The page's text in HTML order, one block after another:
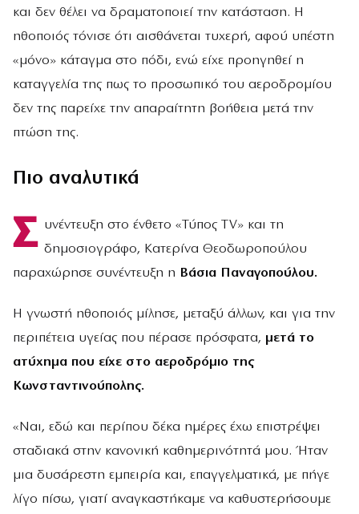
και δεν θέλει να δραματοποιεί την κατάσταση. Η
ηθοποιός τόνισε ότι αισθάνεται τυχερή, αφού υπέστη
«μόνο» κάταγμα στο πόδι, ενώ είχε προηγηθεί η
καταγγελία της πως το προσωπικό του αεροδρομίου
δεν της παρείχε την απαραίτητη βοήθεια μετά την
πτώση της.
Πιο αναλυτικά
Σ υνέντευξη στο ένθετο «Τύπος TV» και τη
δημοσιογράφο, Κατερίνα Θεοδωροπούλου
παραχώρησε συνέντευξη η Βάσια Παναγοπούλου.
Η γνωστή ηθοποιός μίλησε, μεταξύ άλλων, και για την
περιπέτεια υγείας που πέρασε πρόσφατα, μετά το
ατύχημα που είχε στο αεροδρόμιο της
Κωνσταντινούπολης.
«Ναι, εδώ και περίπου δέκα ημέρες έχω επιστρέψει
σταδιακά στην κανονική καθημερινότητά μου. Ήταν
μια δυσάρεστη εμπειρία και, επαγγελματικά, με πήγε
λίγο πίσω, γιατί αναγκαστήκαμε να καθυστερήσουμε